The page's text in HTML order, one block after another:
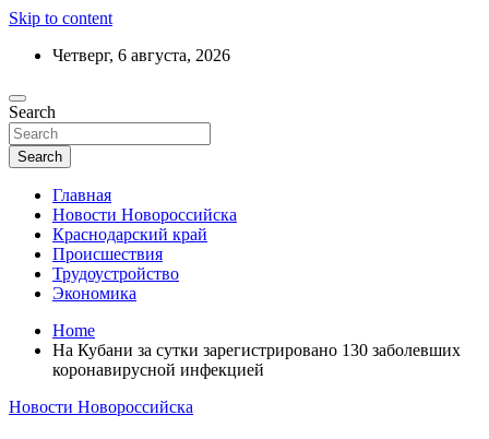
Skip to content
Четверг, 6 августа, 2026
Актуальные новости Новороссийска и
Краснодарского края
Ежедневный дайджест событий региона
Search
Search
Главная
Новости Новороссийска
Краснодарский край
Происшествия
Трудоустройство
Экономика
Home
На Кубани за сутки зарегистрировано 130 заболевших
коронавирусной инфекцией
Новости Новороссийска